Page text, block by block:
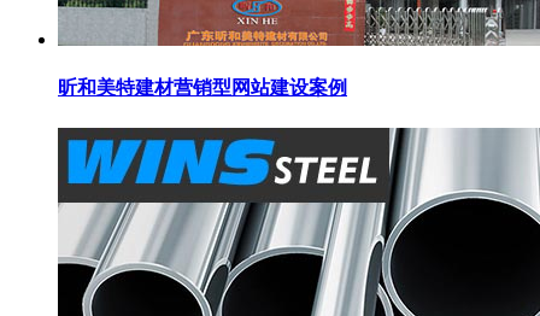
昕和美特建材营销型网站建设案例